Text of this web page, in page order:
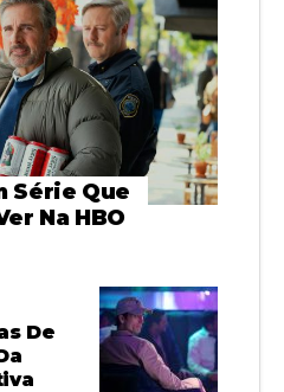
Série Que
Na HBO
De